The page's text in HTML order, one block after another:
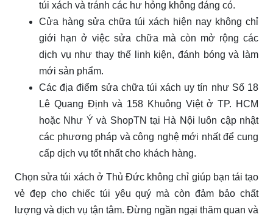
túi xách và tránh các hư hỏng không đáng có.
Cửa hàng sửa chữa túi xách hiện nay không chỉ
giới hạn ở việc sửa chữa mà còn mở rộng các
dịch vụ như thay thế linh kiện, đánh bóng và làm
mới sản phẩm.
Các địa điểm sửa chữa túi xách uy tín như Số 18
Lê Quang Định và 158 Khuông Việt ở TP. HCM
hoặc Như Ý và ShopTN tại Hà Nội luôn cập nhật
các phương pháp và công nghệ mới nhất để cung
cấp dịch vụ tốt nhất cho khách hàng.
Chọn sửa túi xách ở Thủ Đức không chỉ giúp bạn tái tạo
vẻ đẹp cho chiếc túi yêu quý mà còn đảm bảo chất
lượng và dịch vụ tận tâm. Đừng ngần ngại thăm quan và